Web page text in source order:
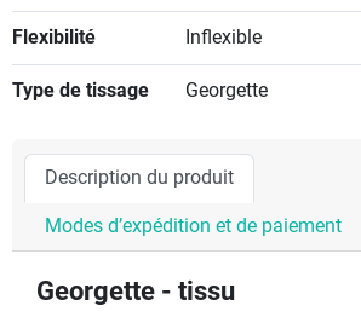
Flexibilité Inflexible
Type de tissage Georgette
Description du produit
Modes d’expédition et de paiement
Georgette - tissu